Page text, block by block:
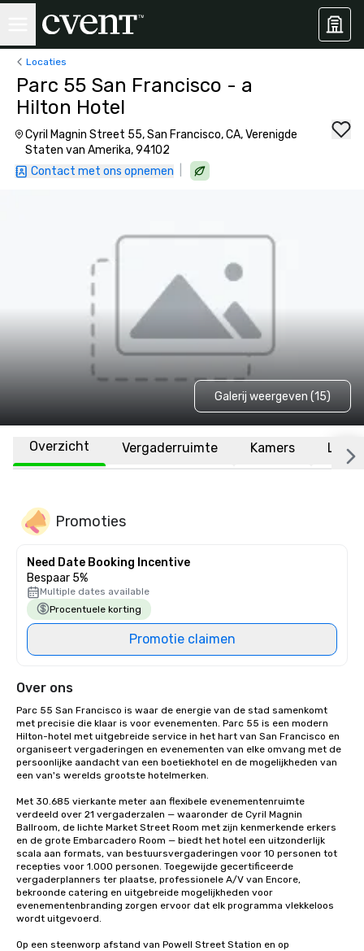
Locaties
Parc 55 San Francisco - a
Hilton Hotel
Cyril Magnin Street 55, San Francisco, CA, Verenigde
Staten van Amerika, 94102
Contact met ons opnemen
Galerij weergeven (15)
Overzicht Vergaderruimte Kamers
Promoties
Need Date Booking Incentive
Bespaar 5%
Multiple dates available
Procentuele korting
Promotie claimen
Over ons
Parc 55 San Francisco is waar de energie van de stad samenkomt
met precisie die klaar is voor evenementen. Parc 55 is een modern
Hilton-hotel met uitgebreide service in het hart van San Francisco en
organiseert vergaderingen en evenementen van elke omvang met de
persoonlijke aandacht van een boetiekhotel en de mogelijkheden van
een van's werelds grootste hotelmerken.
Met 30.685 vierkante meter aan flexibele evenementenruimte
verdeeld over 21 vergaderzalen — waaronder de Cyril Magnin
Ballroom, de lichte Market Street Room met zijn kenmerkende erkers
en de grote Embarcadero Room — biedt het hotel een uitzonderlijk
scala aan formats, van bestuursvergaderingen voor 10 personen tot
recepties voor 1.000 personen. Toegewijde gecertificeerde
vergaderplanners ter plaatse, professionele A/V van Encore,
bekroonde catering en uitgebreide mogelijkheden voor
evenementenbranding zorgen ervoor dat elk programma vlekkeloos
wordt uitgevoerd.
Op een steenworp afstand van Powell Street Station en op